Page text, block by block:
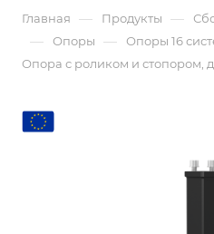
Главная — Продукты —
— Опоры — Опоры 16
Опора с роликом и стопором,